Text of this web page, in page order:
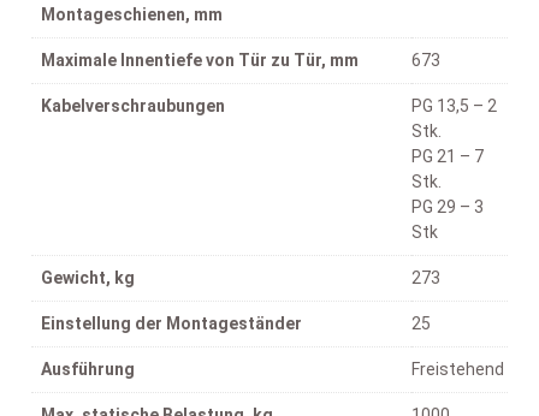
Montageschienen, mm
Maximale Innentiefe von Tür zu Tür, mm 673
Kabelverschraubungen
PG 13,5 – 2
Stk.
PG 21 – 7
Stk.
PG 29 – 3
Stk
Gewicht, kg 273
Einstellung der Montageständer 25
Ausführung Freistehend